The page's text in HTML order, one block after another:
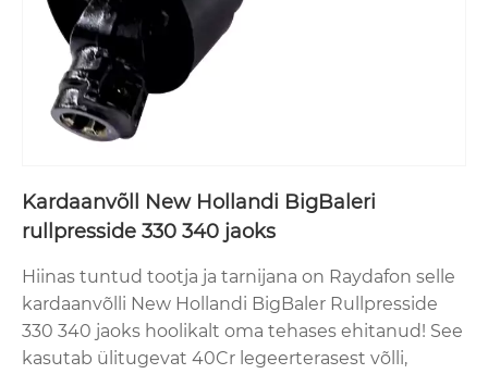
Kardaanvõll New Hollandi BigBaleri
rullpresside 330 340 jaoks
Hiinas tuntud tootja ja tarnijana on Raydafon selle
kardaanvõlli New Hollandi BigBaler Rullpresside
330 340 jaoks hoolikalt oma tehases ehitanud! See
kasutab ülitugevat 40Cr legeerterasest võlli,